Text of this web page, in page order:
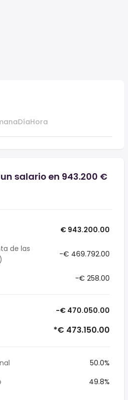
DíaHora
salario en 943.200 €
€ 943.200.00
de las
-€ 469.792.00
-€ 258.00
-€ 470.050.00
*€ 473.150.00
50.0%
49.8%